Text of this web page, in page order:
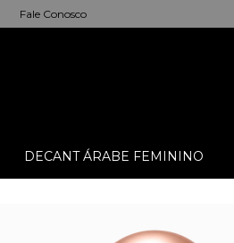
Fale Conosco
DECANT ÁRABE FEMININO